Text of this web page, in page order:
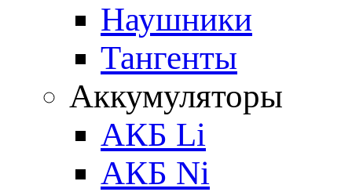
Наушники
Тангенты
Аккумуляторы
АКБ Li
АКБ Ni